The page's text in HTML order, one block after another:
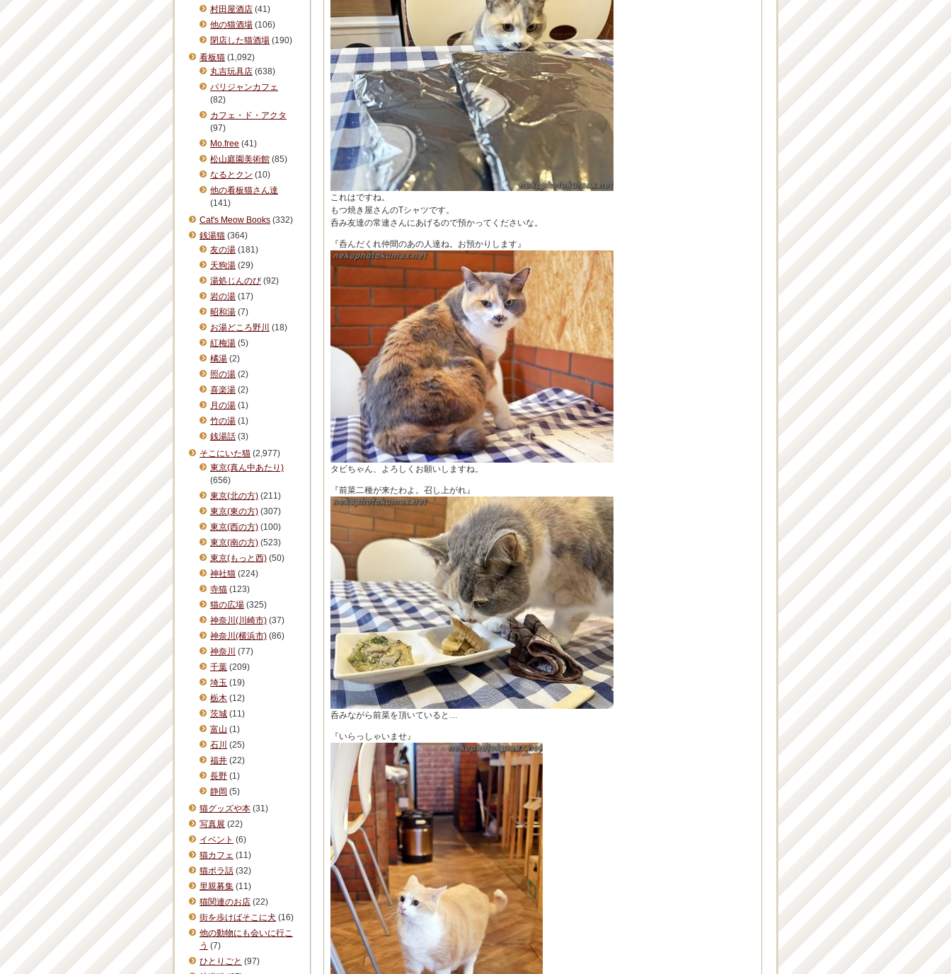
これはですね。
もつ焼き屋さんのTシャツです。
呑み友達の常連さんにあげるので預かってくださいな。
『呑んだくれ仲間のあの人達ね。お預かりします』
タビちゃん、よろしくお願いしますね。
『前菜二種が来たわよ。召し上がれ』
呑みながら前菜を頂いていると…
『いらっしゃいませ』
村田屋酒店 (41)
他の猫酒場 (106)
閉店した猫酒場 (190)
看板猫 (1,092)
丸吉玩具店 (638)
パリジャンカフェ
(82)
カフェ・ド・アクタ
(97)
Mo.free (41)
松山庭園美術館 (85)
なるとクン (10)
他の看板猫さん達
(141)
Cat's Meow Books (332)
銭湯猫 (364)
友の湯 (181)
天狗湯 (29)
湯処じんのび (92)
岩の湯 (17)
昭和湯 (7)
お湯どころ野川 (18)
紅梅湯 (5)
橘湯 (2)
照の湯 (2)
喜楽湯 (2)
月の湯 (1)
竹の湯 (1)
銭湯話 (3)
そこにいた猫 (2,977)
東京(真ん中あたり)
(656)
東京(北の方) (211)
東京(東の方) (307)
東京(西の方) (100)
東京(南の方) (523)
東京(もっと西) (50)
神社猫 (224)
寺猫 (123)
猫の広場 (325)
神奈川(川崎市) (37)
神奈川(横浜市) (86)
神奈川 (77)
千葉 (209)
埼玉 (19)
栃木 (12)
茨城 (11)
富山 (1)
石川 (25)
福井 (22)
長野 (1)
静岡 (5)
猫グッズや本 (31)
写真展 (22)
イベント (6)
猫カフェ (11)
猫ボラ話 (32)
里親募集 (11)
猫関連のお店 (22)
街を歩けばそこに犬 (16)
他の動物にも会いに行こ
う (7)
ひとりごと (97)